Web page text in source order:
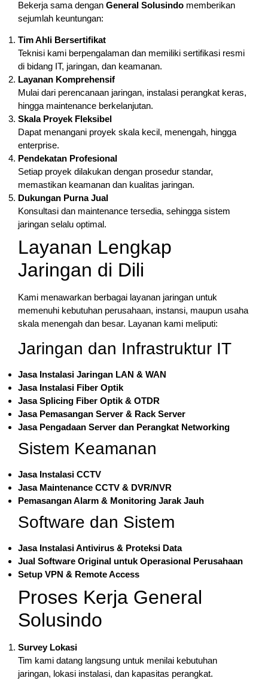
Bekerja sama dengan General Solusindo memberikan
sejumlah keuntungan:
Tim Ahli Bersertifikat
Teknisi kami berpengalaman dan memiliki sertifikasi resmi
di bidang IT, jaringan, dan keamanan.
Layanan Komprehensif
Mulai dari perencanaan jaringan, instalasi perangkat keras,
hingga maintenance berkelanjutan.
Skala Proyek Fleksibel
Dapat menangani proyek skala kecil, menengah, hingga
enterprise.
Pendekatan Profesional
Setiap proyek dilakukan dengan prosedur standar,
memastikan keamanan dan kualitas jaringan.
Dukungan Purna Jual
Konsultasi dan maintenance tersedia, sehingga sistem
jaringan selalu optimal.
Layanan Lengkap
Jaringan di Dili
Kami menawarkan berbagai layanan jaringan untuk
memenuhi kebutuhan perusahaan, instansi, maupun usaha
skala menengah dan besar. Layanan kami meliputi:
Jaringan dan Infrastruktur IT
Jasa Instalasi Jaringan LAN & WAN
Jasa Instalasi Fiber Optik
Jasa Splicing Fiber Optik & OTDR
Jasa Pemasangan Server & Rack Server
Jasa Pengadaan Server dan Perangkat Networking
Sistem Keamanan
Jasa Instalasi CCTV
Jasa Maintenance CCTV & DVR/NVR
Pemasangan Alarm & Monitoring Jarak Jauh
Software dan Sistem
Jasa Instalasi Antivirus & Proteksi Data
Jual Software Original untuk Operasional Perusahaan
Setup VPN & Remote Access
Proses Kerja General
Solusindo
Survey Lokasi
Tim kami datang langsung untuk menilai kebutuhan
jaringan, lokasi instalasi, dan kapasitas perangkat.